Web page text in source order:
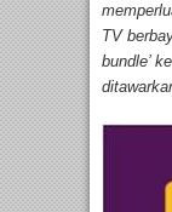
TV
bundle’